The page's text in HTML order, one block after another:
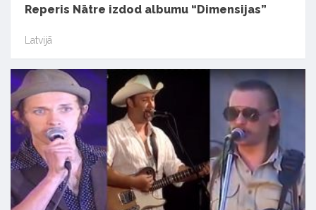
Reperis Nātre izdod albumu “Dimensijas”
Latvijā